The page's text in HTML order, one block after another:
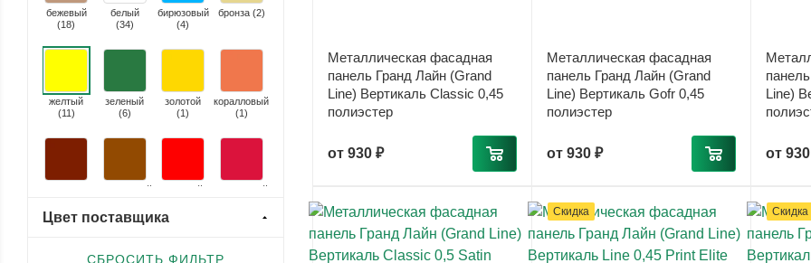
Металлическая фасадная
панель Гранд Лайн (Grand
Line) Вертикаль Classic 0,45
полиэстер
от 930 ₽
Металлическая фасадная
панель Гранд Лайн (Grand
Line) Вертикаль Gofr 0,45
полиэстер
от 930 ₽
Line)
от
Скидка Скидка
бежевый
(18)
белый
(34)
бирюзовый
(4)
бронза (2)
желтый
(11)
зеленый
(6)
золотой
(1)
коралловый
(1)
(12)
коричневый
красный
малиновый
Цвет поставщика
СБРОСИТЬ ФИЛЬТР